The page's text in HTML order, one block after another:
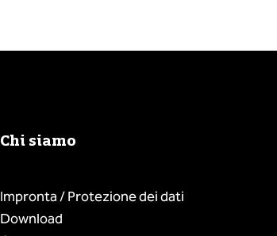
Chi siamo
Impronta / Protezione dei dati
Download